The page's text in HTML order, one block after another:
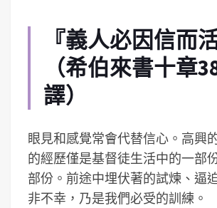
『義人必因信而
（希伯來書十章
譯）
眼見和感覺常會代替信心。高興
的經歷僅是基督徒生活中的一部
部份。前途中埋伏著的試煉、逼
非不幸，乃是我們必受的訓練。